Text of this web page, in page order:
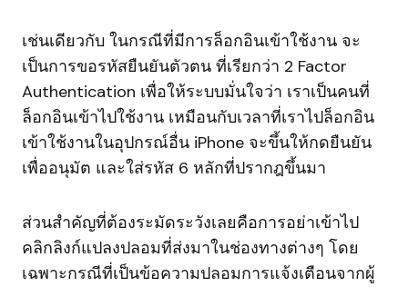
เช่นเดียวกับ ในกรณีที่มีการล็อกอินเข้าใช้งาน จะ
เป็นการขอรหัสยืนยันตัวตน ที่เรียกว่า 2 Factor
Authentication เพื่อให้ระบบมั่นใจว่า เราเป็นคนที่
ล็อกอินเข้าไปใช้งาน เหมือนกับเวลาที่เราไปล็อกอิน
เข้าใช้งานในอุปกรณ์อื่น iPhone จะขึ้นให้กดยืนยัน
เพื่ออนุมัต และใส่รหัส 6 หลักที่ปรากฎขึ้นมา
ส่วนสำคัญที่ต้องระมัดระวังเลยคือการอย่าเข้าไป
คลิกลิงก์แปลงปลอมที่ส่งมาในช่องทางต่างๆ โดย
เฉพาะกรณีที่เป็นข้อความปลอมการแจ้งเตือนจากผู้